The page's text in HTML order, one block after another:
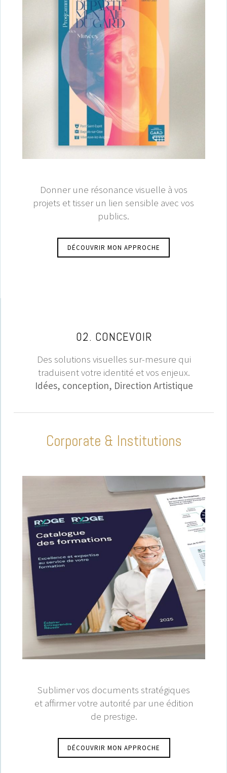
Donner une résonance visuelle à vos
projets et tisser un lien sensible avec vos
publics.
DÉCOUVRIR MON APPROCHE
02. CONCEVOIR
Des solutions visuelles sur-mesure qui
traduisent votre identité et vos enjeux.
Idées, conception, Direction Artistique
Corporate & Institutions
Sublimer vos documents stratégiques
et affirmer votre autorité par une édition
de prestige.
DÉCOUVRIR MON APPROCHE